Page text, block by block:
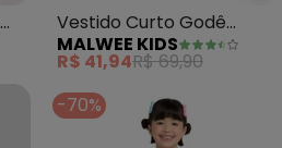
Vestido Curto Godê
Tulipas (Rosa)
MALWEE KIDS
R$ 41,94R$ 69,90
-70%